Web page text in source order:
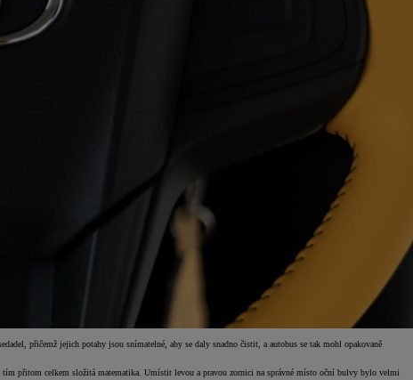
přičemž jejich potahy jsou snímatelné, aby se daly snadno čistit, a autobus se tak mohl opakovaně
tím přitom celkem složitá matematika. Umístit levou a pravou zornici na správné místo oční bulvy bylo velmi